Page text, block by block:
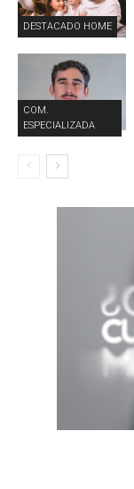
DESTACADO HOME
COM.
ESPECIALIZADA